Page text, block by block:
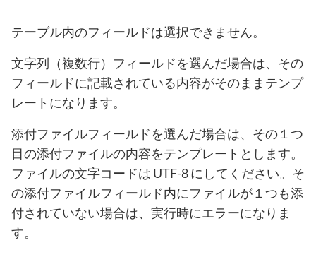
テーブル内のフィールドは選択できません。
文字列（複数行）フィールドを選んだ場合は、その
フィールドに記載されている内容がそのままテンプ
レートになります。
添付ファイルフィールドを選んだ場合は、その１つ
目の添付ファイルの内容をテンプレートとします。
ファイルの文字コードは UTF-8 にしてください。そ
の添付ファイルフィールド内にファイルが１つも添
付されていない場合は、実行時にエラーになりま
す。